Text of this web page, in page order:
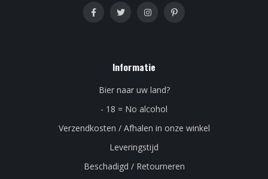
Informatie
Bier naar uw land?
- 18 = No alcohol
Verzendkosten / Afhalen in onze winkel
Leveringstijd
Beschadigd / Retourneren